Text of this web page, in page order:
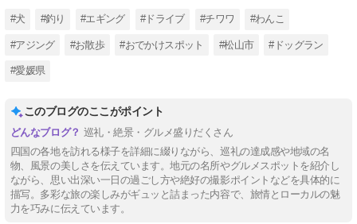
#犬 #釣り #エギング #ドライブ #チワワ #わんこ
#アジング #お散歩 #おでかけスポット #松山市 #ドッグラン
#愛媛県
このブログのここがポイント
巡礼・絶景・グルメ盛りだくさん
四国の各地を訪れる様子を詳細に綴りながら、巡礼の達成感や地域の名
物、風景の美しさを伝えています。地元の名所やグルメスポットを紹介し
ながら、思い出深い一日の過ごし方や絶好の撮影ポイントなどを具体的に
描写。多彩な旅の楽しみがギュッと詰まった内容で、旅情とローカルの魅
力を巧みに伝えています。